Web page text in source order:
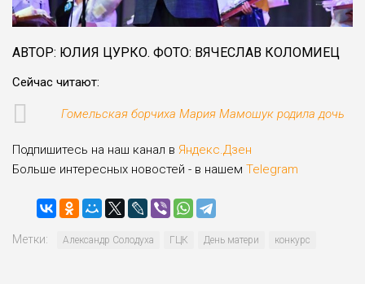
АВТОР: ЮЛИЯ ЦУРКО. ФОТО: ВЯЧЕСЛАВ КОЛОМИЕЦ
Сейчас читают:
Гомельская борчиха Мария Мамошук родила дочь
Подпишитесь на наш канал в Яндекс.Дзен
Больше интересных новостей - в нашем Telegram
Метки: Александр Солодуха ГЦК День матери конкурс